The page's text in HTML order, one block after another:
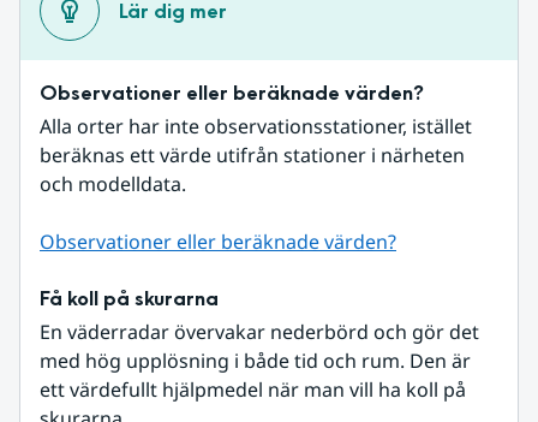
Lär dig mer
Observationer eller beräknade värden?
Alla orter har inte observationsstationer, istället
beräknas ett värde utifrån stationer i närheten
och modelldata.
Observationer eller beräknade värden?
Få koll på skurarna
En väderradar övervakar nederbörd och gör det
med hög upplösning i både tid och rum. Den är
ett värdefullt hjälpmedel när man vill ha koll på